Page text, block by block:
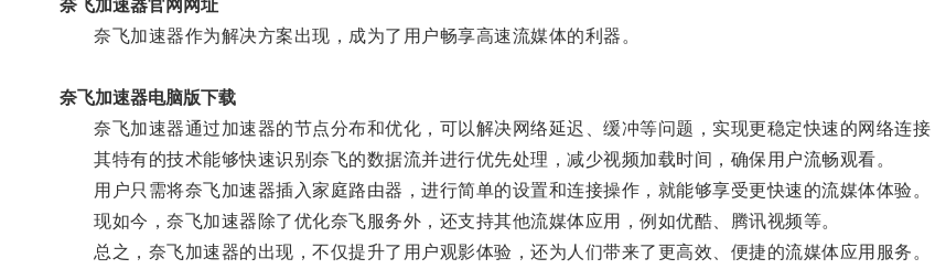
奈飞加速器官网网址
奈飞加速器作为解决方案出现，成为了用户畅享高速流媒体的利器。
奈飞加速器电脑版下载
奈飞加速器通过加速器的节点分布和优化，可以解决网络延迟、缓冲等问题，实现更稳定快速的网络连接
其特有的技术能够快速识别奈飞的数据流并进行优先处理，减少视频加载时间，确保用户流畅观看。
用户只需将奈飞加速器插入家庭路由器，进行简单的设置和连接操作，就能够享受更快速的流媒体体验。
现如今，奈飞加速器除了优化奈飞服务外，还支持其他流媒体应用，例如优酷、腾讯视频等。
总之，奈飞加速器的出现，不仅提升了用户观影体验，还为人们带来了更高效、便捷的流媒体应用服务。